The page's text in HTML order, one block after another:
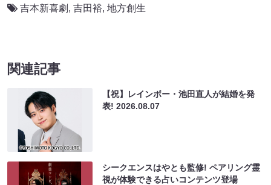
吉本新喜劇 , 吉田裕, 地方創生
関連記事
【祝】レインボー・池田直人が結婚を発
表!2026.08.07
シークエンスはやとも監修! ペアリング霊
視が体験できる占いコンテンツ登場